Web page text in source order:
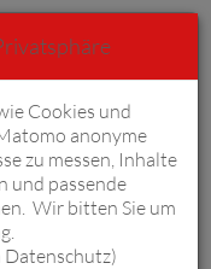
0
Cookies und
anonyme
zu messen, Inhalte
und passende
Wir bitten Sie um
)